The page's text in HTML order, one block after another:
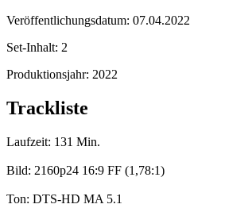
Veröffentlichungsdatum: 07.04.2022
Set-Inhalt: 2
Produktionsjahr: 2022
Trackliste
Laufzeit: 131 Min.
Bild: 2160p24 16:9 FF (1,78:1)
Ton: DTS-HD MA 5.1